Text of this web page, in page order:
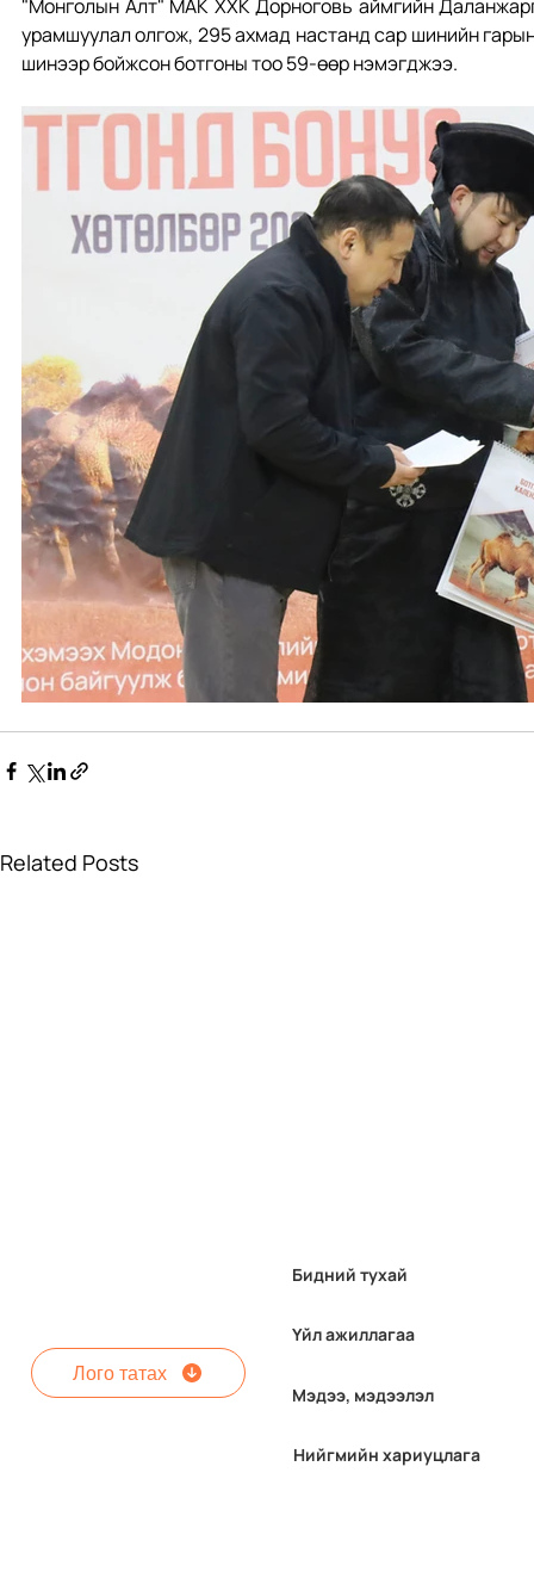
"Монголын Алт" МАК ХХК Дорноговь аймгийн
урамшуулал олгож, 295 ахмад настанд сар шинийн
шинээр бойжсон ботгоны тоо 59-өөр нэмэгджээ.
Related Posts
Лого татах
Бидний тухай
Үйл ажиллагаа
Мэдээ, мэдээлэл
Нийгмийн хариуцлага